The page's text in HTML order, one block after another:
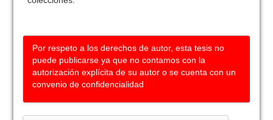
Por respeto a los derechos de autor, esta tesis no
puede publicarse ya que no contamos con la
autorización explícita de su autor o se cuenta con un
convenio de confidencialidad